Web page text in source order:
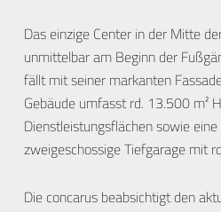
Das einzige Center in der Mitte
unmittelbar am Beginn der
fällt mit seiner markanten
Gebäude umfasst rd. 13.500 m²
Dienstleistungsflächen sowie
zweigeschossige Tiefgarage mit
Die concarus beabsichtigt den